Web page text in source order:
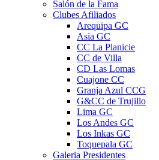
Salón de la Fama
Clubes Afiliados
Arequipa GC
Asia GC
CC La Planicie
CC de Villa
CD Las Lomas
Cuajone CC
Granja Azul CCG
G&CC de Trujillo
Lima GC
Los Andes GC
Los Inkas GC
Toquepala GC
Galeria Presidentes